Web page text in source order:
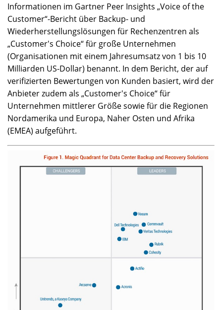
Informationen im Gartner Peer Insights „Voice of the
Customer“-Bericht über Backup- und
Wiederherstellungslösungen für Rechenzentren als
„Customer's Choice“ für große Unternehmen
(Organisationen mit einem Jahresumsatz von 1 bis 10
Milliarden US-Dollar) benannt. In dem Bericht, der auf
verifizierten Bewertungen von Kunden basiert, wird der
Anbieter zudem als „Customer's Choice“ für
Unternehmen mittlerer Größe sowie für die Regionen
Nordamerika und Europa, Naher Osten und Afrika
(EMEA) aufgeführt.